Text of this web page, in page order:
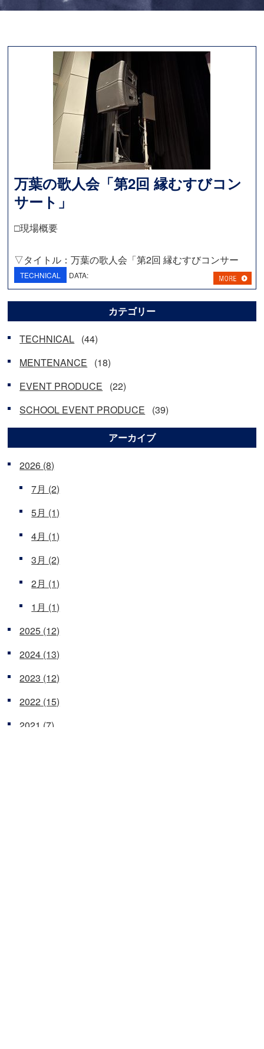
万葉の歌人会「第2回 縁むすびコン
サート」
□現場概要
▽タイトル：万葉の歌人会「第2回 縁むすびコンサー
ト」
<…
TECHNICAL DATA:
カテゴリー
TECHNICAL (44)
MENTENANCE
(18)
EVENT PRODUCE
(22)
SCHOOL EVENT PRODUCE
(39)
アーカイブ
2026 (8)
7月 (2)
5月 (1)
4月 (1)
3月 (2)
2月 (1)
1月 (1)
2025 (12)
2024 (13)
2023 (12)
2022 (15)
2021 (7)